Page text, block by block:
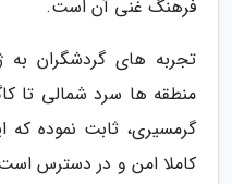
فرهنگ غنی آن است.
گرمسیری، ثابت نموده که
کاملا امن و در دسترس